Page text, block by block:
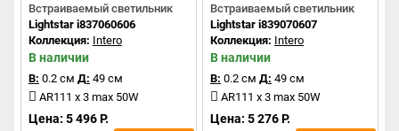
Встраиваемый светильник
Lightstar i837060606
Коллекция: Intero
В наличии
В: 0.2 см Д: 49 см
AR111 x 3 max 50W
Цена: 5 496 Р.
Встраиваемый светильник
Lightstar i839070607
Коллекция: Intero
В наличии
В: 0.2 см Д: 49 см
AR111 x 3 max 50W
Цена: 5 276 Р.